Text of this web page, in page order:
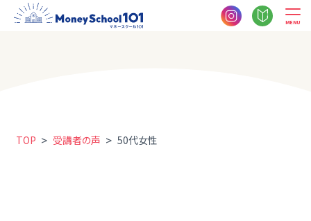
MENU
TOP > 受講者の声 > 50代女性